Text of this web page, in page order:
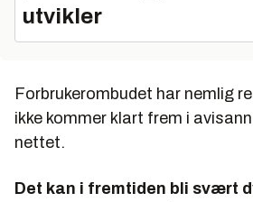
utvikler
Forbrukerombudet har nemlig
ikke kommer klart frem i
nettet.
Det kan i fremtiden bli svært